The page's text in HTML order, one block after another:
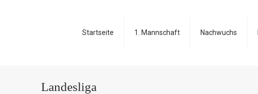
Startseite 1. Mannschaft Nachwuchs
Landesliga